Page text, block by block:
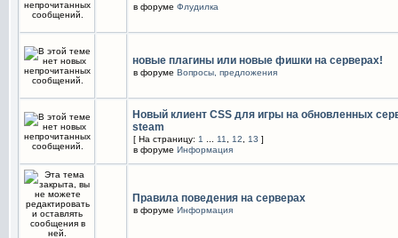
в форуме Флудилка
новые плагины или новые фишки на серверах!
в форуме Вопросы, предложения
Новый клиент CSS для игры на обновленных
steam
[ На страницу: 1 11 12 13 ]
в форуме Информация
Правила поведения на серверах
в форуме Информация